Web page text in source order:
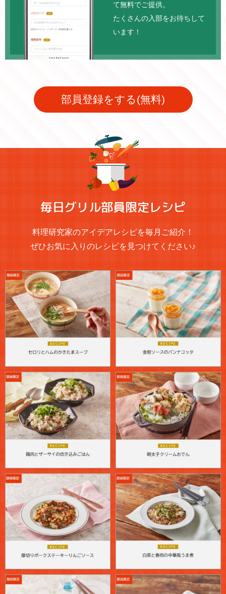
て無料でご提供。
たくさんの入部をお待ちして
います！
部員登録をする(無料)
毎日グリル部員限定レシピ
料理研究家のアイデアレシピを毎月ご紹介！
ぜひお気に入りのレシピを見つけてください♪